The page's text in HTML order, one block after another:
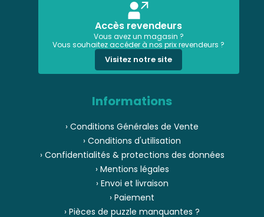
Accès revendeurs
Vous avez un magasin ?
Vous souhaitez accéder à nos prix revendeurs ?
Visitez notre site
Informations
› Conditions Générales de Vente
› Conditions d'utilisation
› Confidentialités & protections des données
› Mentions légales
› Envoi et livraison
› Paiement
› Pièces de puzzle manquantes ?